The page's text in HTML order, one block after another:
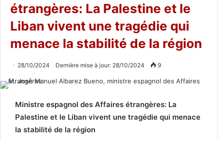
étrangères: La Palestine et le
Liban vivent une tragédie qui
menace la stabilité de la région
28/10/2024 Dernière mise à jour: 28/10/2024 9
Ministre espagnol des Affaires étrangères: La
Palestine et le Liban vivent une tragédie qui menace
la stabilité de la région